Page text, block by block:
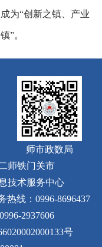
为“创新之镇、产业
”。
师市政数局
师铁门关市
技术服务中心
热线：0996-8696437
2937606
号